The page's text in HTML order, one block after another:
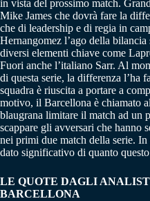
in vista del prossimo match.
Mike James che dovrà fare la
che di leadership e di regia in
Hernangomez l’ago della
diversi elementi chiave come
Fuori anche l’italiano Sarr. Al
di questa serie, la differenza l’ha
squadra è riuscita a portare a
motivo, il Barcellona è chiamato
blaugrana limitare il match ad un
scappare gli avversari che hanno
nei primi due match della serie.
dato significativo di quanto
LE QUOTE DAGLI
BARCELLONA